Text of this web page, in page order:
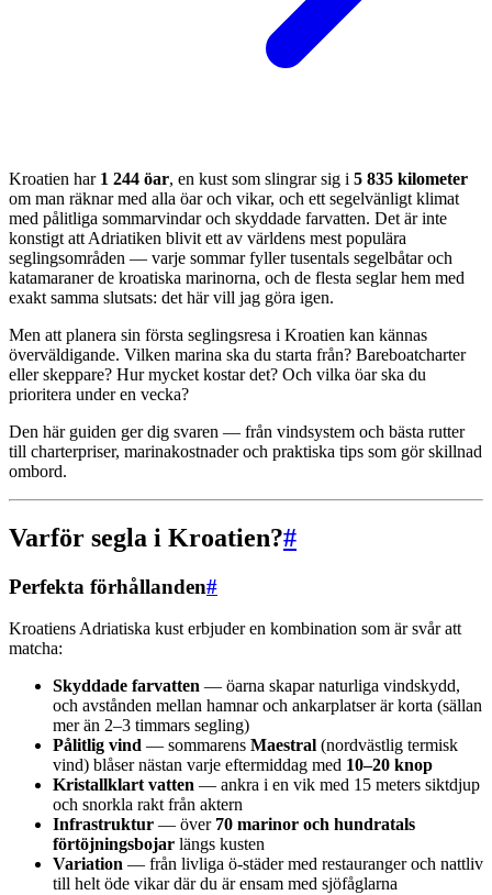
Kroatien har 1 244 öar, en kust som slingrar sig i 5 835 kilometer
om man räknar med alla öar och vikar, och ett segelvänligt klimat
med pålitliga sommarvindar och skyddade farvatten. Det är inte
konstigt att Adriatiken blivit ett av världens mest populära
seglingsområden — varje sommar fyller tusentals segelbåtar och
katamaraner de kroatiska marinorna, och de flesta seglar hem med
exakt samma slutsats: det här vill jag göra igen.
Men att planera sin första seglingsresa i Kroatien kan kännas
överväldigande. Vilken marina ska du starta från? Bareboatcharter
eller skeppare? Hur mycket kostar det? Och vilka öar ska du
prioritera under en vecka?
Den här guiden ger dig svaren — från vindsystem och bästa rutter
till charterpriser, marinakostnader och praktiska tips som gör skillnad
ombord.
Varför segla i Kroatien?#
Perfekta förhållanden#
Kroatiens Adriatiska kust erbjuder en kombination som är svår att
matcha:
Skyddade farvatten — öarna skapar naturliga vindskydd,
och avstånden mellan hamnar och ankarplatser är korta (sällan
mer än 2–3 timmars segling)
Pålitlig vind — sommarens Maestral (nordvästlig termisk
vind) blåser nästan varje eftermiddag med 10–20 knop
Kristallklart vatten — ankra i en vik med 15 meters siktdjup
och snorkla rakt från aktern
Infrastruktur — över 70 marinor och hundratals
förtöjningsbojar längs kusten
Variation — från livliga ö-städer med restauranger och nattliv
till helt öde vikar där du är ensam med sjöfåglarna